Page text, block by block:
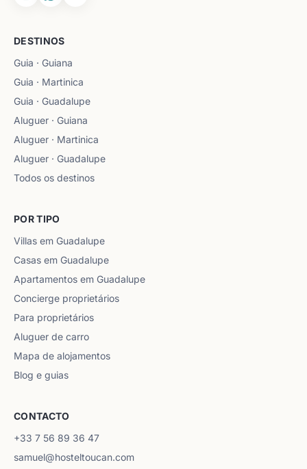
DESTINOS
Guia · Guiana
Guia · Martinica
Guia · Guadalupe
Aluguer · Guiana
Aluguer · Martinica
Aluguer · Guadalupe
Todos os destinos
POR TIPO
Villas em Guadalupe
Casas em Guadalupe
Apartamentos em Guadalupe
Concierge proprietários
Para proprietários
Aluguer de carro
Mapa de alojamentos
Blog e guias
CONTACTO
+33 7 56 89 36 47
samuel@hosteltoucan.com